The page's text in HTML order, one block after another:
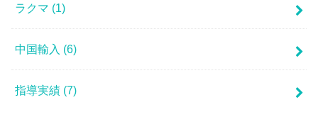
ラクマ (1)
中国輸入 (6)
指導実績 (7)